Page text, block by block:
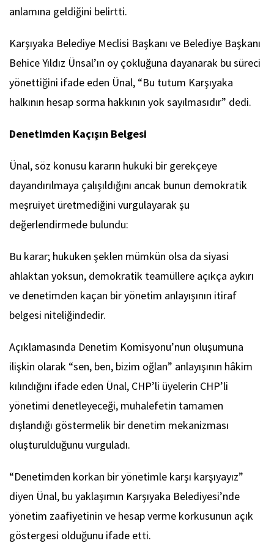
anlamına geldiğini belirtti.
Karşıyaka Belediye Meclisi Başkanı ve Belediye Başkanı
Behice Yıldız Ünsal’ın oy çokluğuna dayanarak bu süreci
yönettiğini ifade eden Ünal, “Bu tutum Karşıyaka
halkının hesap sorma hakkının yok sayılmasıdır” dedi.
Denetimden Kaçışın Belgesi
Ünal, söz konusu kararın hukuki bir gerekçeye
dayandırılmaya çalışıldığını ancak bunun demokratik
meşruiyet üretmediğini vurgulayarak şu
değerlendirmede bulundu:
Bu karar; hukuken şeklen mümkün olsa da siyasi
ahlaktan yoksun, demokratik teamüllere açıkça aykırı
ve denetimden kaçan bir yönetim anlayışının itiraf
belgesi niteliğindedir.
Açıklamasında Denetim Komisyonu’nun oluşumuna
ilişkin olarak “sen, ben, bizim oğlan” anlayışının hâkim
kılındığını ifade eden Ünal, CHP’li üyelerin CHP’li
yönetimi denetleyeceği, muhalefetin tamamen
dışlandığı göstermelik bir denetim mekanizması
oluşturulduğunu vurguladı.
“Denetimden korkan bir yönetimle karşı karşıyayız”
diyen Ünal, bu yaklaşımın Karşıyaka Belediyesi’nde
yönetim zaafiyetinin ve hesap verme korkusunun açık
göstergesi olduğunu ifade etti.